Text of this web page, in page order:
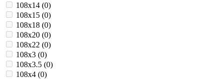
108х14 (0)
108х15 (0)
108х18 (0)
108х20 (0)
108х22 (0)
108х3 (0)
108х3.5 (0)
108х4 (0)